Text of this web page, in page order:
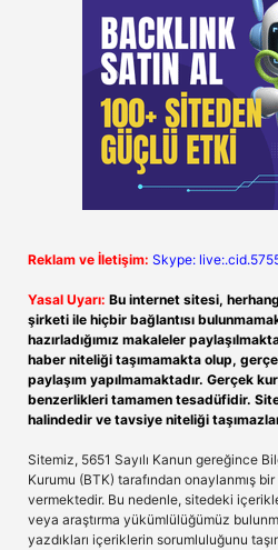
Reklam ve İletişim: Skype:
Yasal Uyarı: Bu internet sitesi,
şirketi ile hiçbir bağlantısı
hazırladığımız makaleler
haber niteliği taşımamakta olup,
paylaşım yapılmamaktadır. Gerçek
benzerlikleri tamamen tesadüfidir.
halindedir ve tavsiye niteliği
Sitemiz, 5651 Sayılı Kanun gereğince
Kurumu (BTK) tarafından onaylanmış
vermektedir. Bu nedenle, sitedeki
veya araştırma yükümlülüğümüz
yazdıkları içeriklerin sorumluluğunu